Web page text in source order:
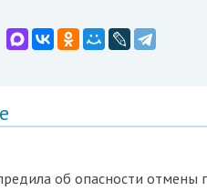
об опасности отмены